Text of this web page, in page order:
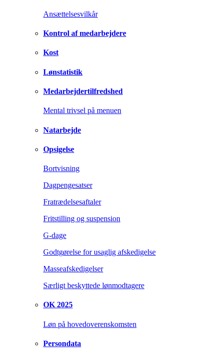
Ansættelsesvilkår
Kontrol af medarbejdere
Kost
Lønstatistik
Medarbejdertilfredshed
Mental trivsel på menuen
Natarbejde
Opsigelse
Bortvisning
Dagpengesatser
Fratrædelsesaftaler
Fritstilling og suspension
G-dage
Godtgørelse for usaglig afskedigelse
Masseafskedigelser
Særligt beskyttede lønmodtagere
OK 2025
Løn på hovedoverenskomsten
Persondata